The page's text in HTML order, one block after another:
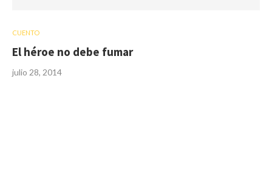
CUENTO
El héroe no debe fumar
julio 28, 2014